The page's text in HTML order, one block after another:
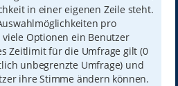
in einer eigenen Zeile steht.
pro
viele Optionen ein Benutzer
Zeitlimit für die Umfrage gilt (0
unbegrenzte Umfrage) und
ihre Stimme ändern können.